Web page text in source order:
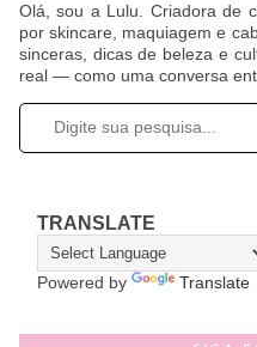
Olá, sou a Lulu. Criadora de
por skincare, maquiagem e
sinceras, dicas de beleza e
real — como uma conversa
TRANSLATE
Powered by Translate